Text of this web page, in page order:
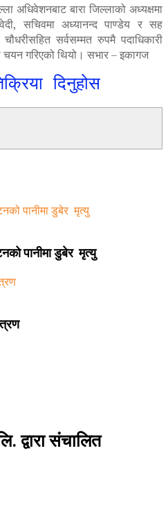
अधिवेशनबाट बारा जिल्लाको अध्यक्षमा
सचिवमा अध्यानन्द पाण्डेय र सह
सर्वसम्मत रुपमै पदाधिकारी
गरिएको थियो। सभार – इकागज
दिनुहोस
पानीमा डुबेर मृत्यु
द्वारा संचालित